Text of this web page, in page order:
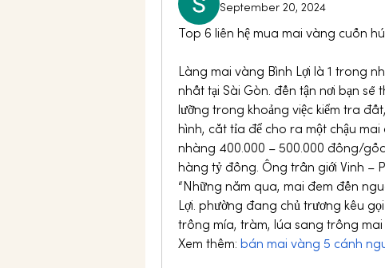
September 20, 2024
Top 6 liên hệ mua mai vàng cuốn
Làng mai vàng Bình Lợi là 1 trong
nhất tại Sài Gòn. đến tận nơi bạn
lưỡng trong khoảng việc kiểm tra
hình, cắt tỉa để cho ra một chậu mai
nhàng 400.000 – 500.000 đồng/
hàng tỷ đồng. Ông trần giới Vinh –
“Những năm qua, mai đem đến
Lợi. phường đang chủ trương kêu
trồng mía, tràm, lúa sang trồng mai
Xem thêm: bán mai vàng 5 cánh